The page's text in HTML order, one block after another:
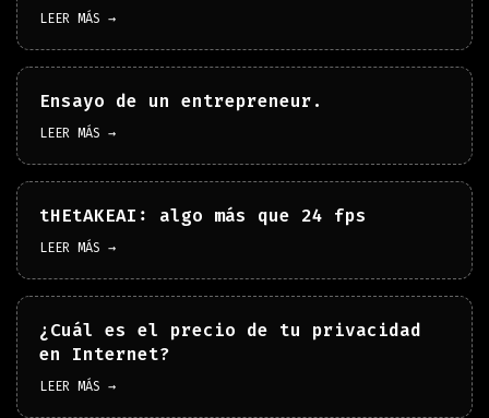
LEER MÁS →
Ensayo de un entrepreneur.
LEER MÁS →
tHEtAKEAI: algo más que 24 fps
LEER MÁS →
¿Cuál es el precio de tu privacidad
en Internet?
LEER MÁS →